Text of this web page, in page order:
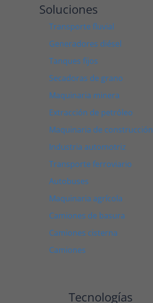
Soluciones
Transporte fluvial
Generadores diésel
Tanques fijos
Secadoras de grano
Maquinaria minera
Extracción de petróleo
Maquinaria de construcción
Industria automotriz
Transporte ferroviario
Autobuses
Maquinaria agrícola
Camiones de basura
Camiones cisterna
Camiones
Tecnologías